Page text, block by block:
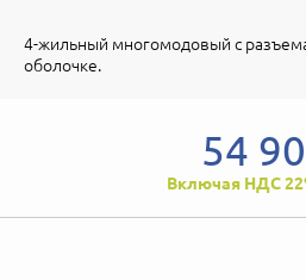
4-жильный многомодовый с
оболочке.
54
Включая НДС